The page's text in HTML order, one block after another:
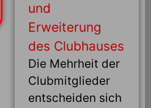
und
Erweiterung
des Clubhauses
Die Mehrheit der
Clubmitglieder
entscheiden sich